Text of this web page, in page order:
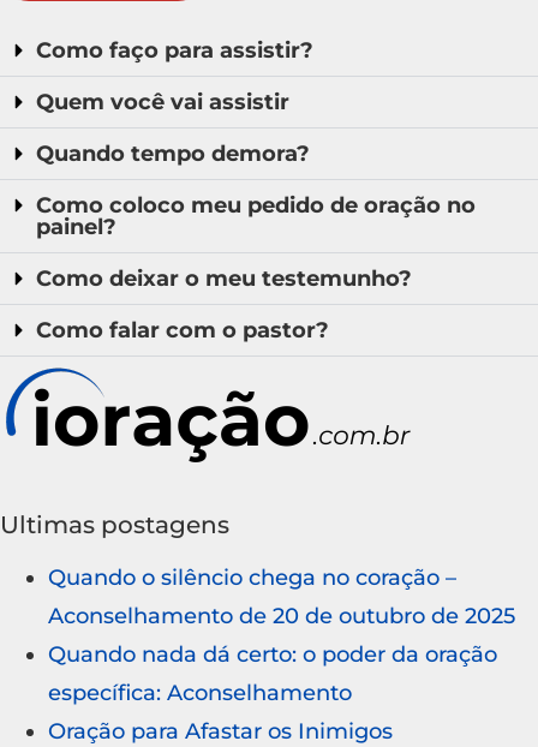
Como faço para assistir?
Quem você vai assistir
Quando tempo demora?
Como coloco meu pedido de oração no
painel?
Como deixar o meu testemunho?
Como falar com o pastor?
Ultimas postagens
Quando o silêncio chega no coração –
Aconselhamento de 20 de outubro de 2025
Quando nada dá certo: o poder da oração
específica: Aconselhamento
Oração para Afastar os Inimigos